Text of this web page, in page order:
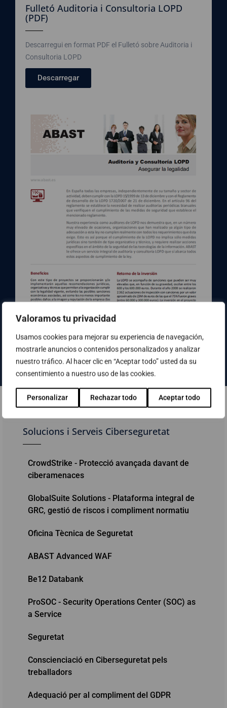
Valoramos tu privacidad
Usamos cookies para mejorar su experiencia de navegación,
mostrarle anuncios o contenidos personalizados y analizar
nuestro tráfico. Al hacer clic en “Aceptar todo” usted da su
consentimiento a nuestro uso de las cookies.
Personalizar Rechazar todo Aceptar todo
Fulletó Auditoria i Consultoria LOPD
(PDF)
Descarregui en format PDF el Fulletó sobre Auditoria i
Consultoria LOPD
Descarregar
Solucions i Serveis Ciberseguretat
CrowdStrike - Protecció avançada davant de
ciberamenaces
GlobalSuite Solutions - Plataforma integral de
GRC, gestió de riscos i compliment normatiu
Oficina Tècnica de Seguretat
ABAST Advanced WAF
Be12 Databank
ProSOC - Security Operations Center (SOC) as
a Service
Seguretat
Conscienciació en Ciberseguretat pels
treballadors
Adequació per al compliment del GDPR